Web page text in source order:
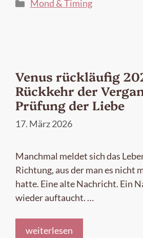
Mond & Timing
Venus rückläufig
Rückkehr der
Prüfung der Liebe
17. März 2026
Manchmal meldet sich das
Richtung, aus der man es nicht
hatte. Eine alte Nachricht. Ein
wieder auftaucht. …
weiterlesen